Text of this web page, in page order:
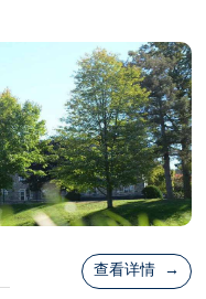
查看详情 →